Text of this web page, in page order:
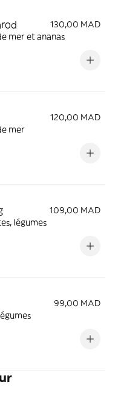
130,00 MAD
mer et ananas
120,00 MAD
mer
109,00 MAD
légumes
99,00 MAD